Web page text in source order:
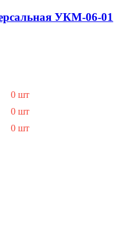
УКМ-06-01
0 шт
0 шт
0 шт